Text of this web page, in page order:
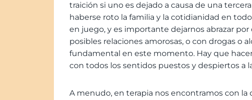
traición si uno es dejado a causa de una
haberse roto la familia y la cotidianidad en
en juego, y es importante dejarnos abrazar
posibles relaciones amorosas, o con drogas o
fundamental en este momento. Hay que
con todos los sentidos puestos y despiertos a
A menudo, en terapia nos encontramos con